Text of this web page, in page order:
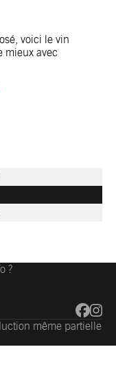
voici le vin
mieux avec
?
même partielle